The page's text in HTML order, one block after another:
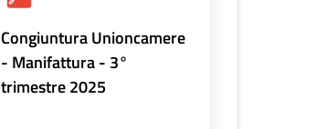
Congiuntura Unioncamere
- Manifattura - 3°
trimestre 2025